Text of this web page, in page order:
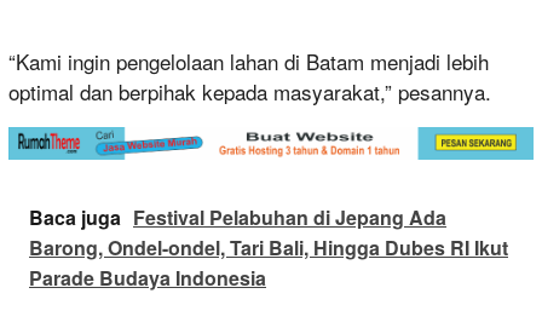
“Kami ingin pengelolaan lahan di Batam menjadi lebih
optimal dan berpihak kepada masyarakat,” pesannya.
Baca juga Festival Pelabuhan di Jepang Ada
Barong, Ondel-ondel, Tari Bali, Hingga Dubes RI Ikut
Parade Budaya Indonesia